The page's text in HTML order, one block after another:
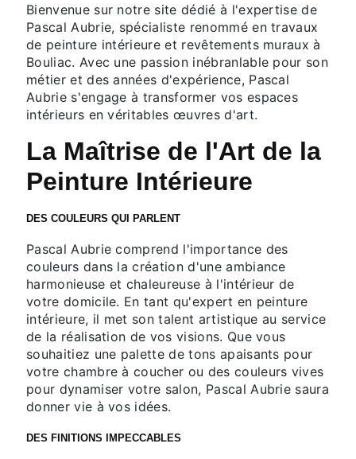
Bienvenue sur notre site dédié à l'expertise de
Pascal Aubrie, spécialiste renommé en travaux
de peinture intérieure et revêtements muraux à
Bouliac. Avec une passion inébranlable pour son
métier et des années d'expérience, Pascal
Aubrie s'engage à transformer vos espaces
intérieurs en véritables œuvres d'art.
La Maîtrise de l'Art de la
Peinture Intérieure
DES COULEURS QUI PARLENT
Pascal Aubrie comprend l'importance des
couleurs dans la création d'une ambiance
harmonieuse et chaleureuse à l'intérieur de
votre domicile. En tant qu'expert en peinture
intérieure, il met son talent artistique au service
de la réalisation de vos visions. Que vous
souhaitiez une palette de tons apaisants pour
votre chambre à coucher ou des couleurs vives
pour dynamiser votre salon, Pascal Aubrie saura
donner vie à vos idées.
DES FINITIONS IMPECCABLES